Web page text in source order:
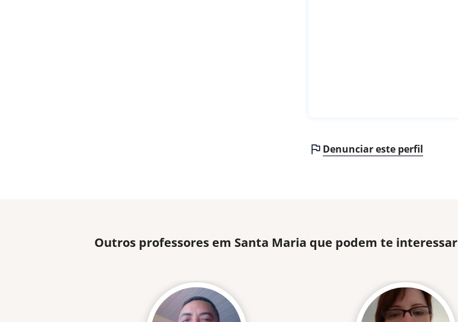
Denunciar este perfil
Outros professores em Santa Maria que podem te interessar